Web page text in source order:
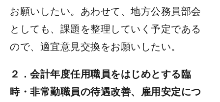
お願いしたい。あわせて、地方公務員部会
としても、課題を整理していく予定である
ので、適宜意見交換をお願いしたい。
２．会計年度任用職員をはじめとする臨
時・非常勤職員の待遇改善、雇用安定につ